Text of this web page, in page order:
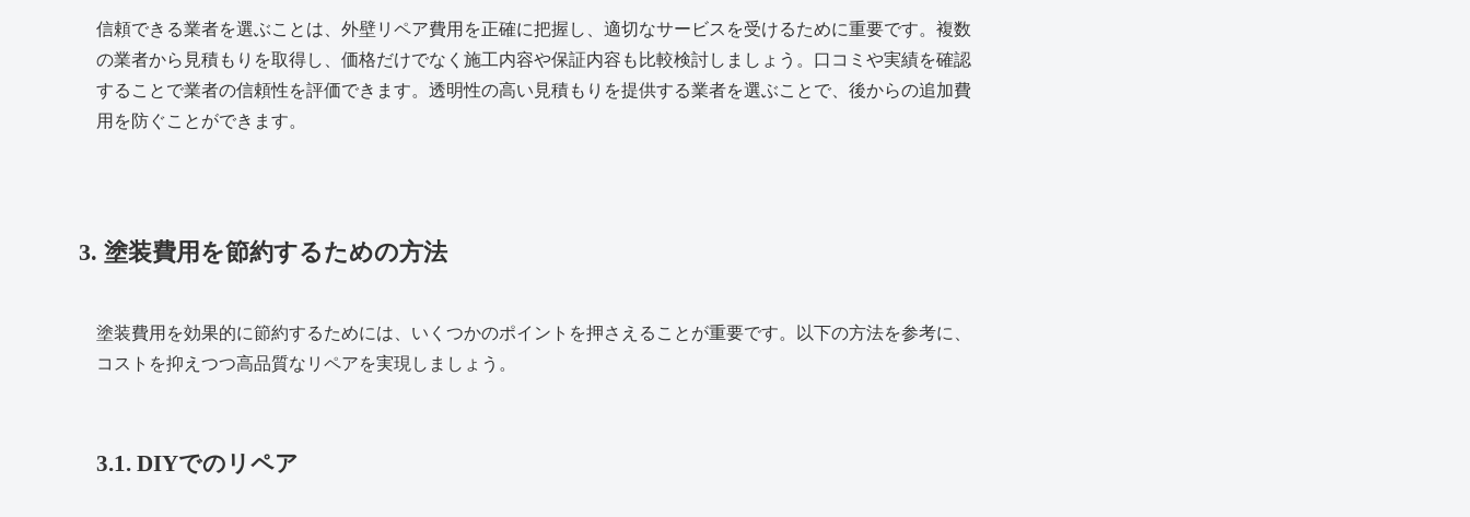
信頼できる業者を選ぶことは、外壁リペア費用を正確に把握し、適切なサービスを受けるために重要です。複数
の業者から見積もりを取得し、価格だけでなく施工内容や保証内容も比較検討しましょう。口コミや実績を確認
することで業者の信頼性を評価できます。透明性の高い見積もりを提供する業者を選ぶことで、後からの追加費
用を防ぐことができます。
3. 塗装費用を節約するための方法
塗装費用を効果的に節約するためには、いくつかのポイントを押さえることが重要です。以下の方法を参考に、
コストを抑えつつ高品質なリペアを実現しましょう。
3.1. DIYでのリペア